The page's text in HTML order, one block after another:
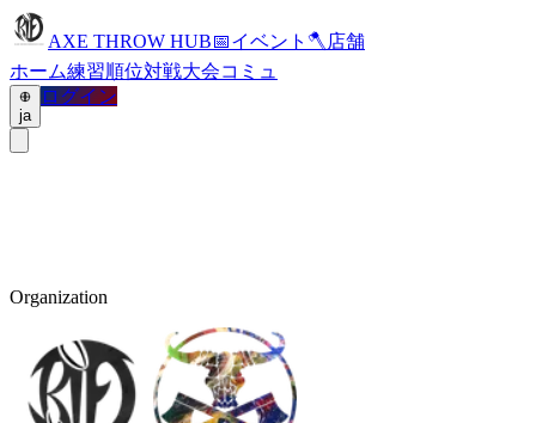
AXE THROW HUB📅イベント 🪓 店舗
ホーム練習順位対戦大会コミュ
ja
ログイン
Organization